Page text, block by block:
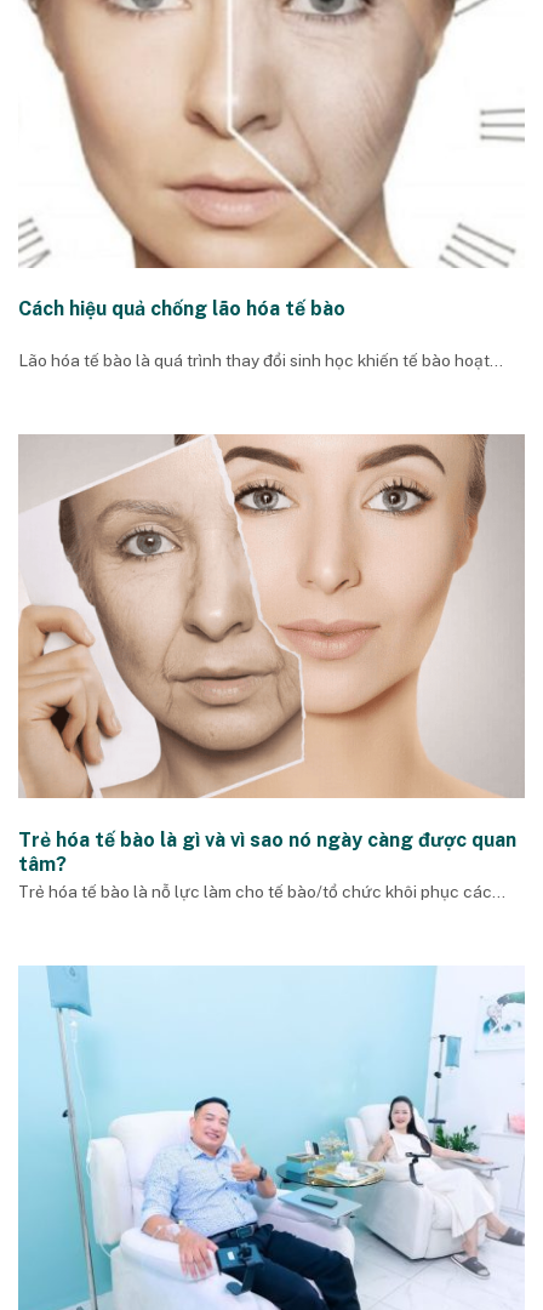
Cách hiệu quả chống lão hóa tế bào
Lão hóa tế bào là quá trình thay đổi sinh học khiến tế bào hoạt...
Trẻ hóa tế bào là gì và vì sao nó ngày càng được quan
tâm?
Trẻ hóa tế bào là nỗ lực làm cho tế bào/tổ chức khôi phục các...